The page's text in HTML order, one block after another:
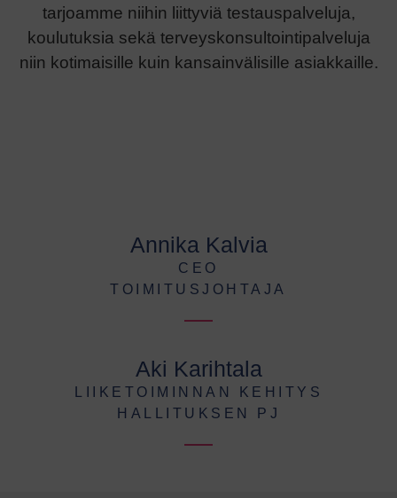
tarjoamme niihin liittyviä testauspalveluja,
koulutuksia sekä terveyskonsultointipalveluja
niin kotimaisille kuin kansainvälisille asiakkaille.
Annika Kalvia
CEO
TOIMITUSJOHTAJA
Aki Karihtala
LIIKETOIMINNAN KEHITYS
HALLITUKSEN PJ